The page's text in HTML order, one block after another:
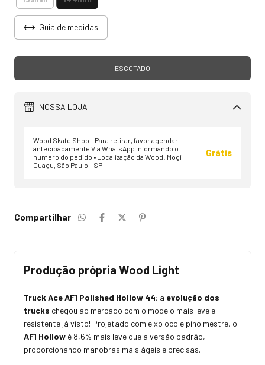
Guia de medidas
NOSSA LOJA
Wood Skate Shop - Para retirar, favor agendar
antecipadamente Via WhatsApp informando o
numero do pedido • Localização da Wood: Mogi
Guaçu, São Paulo - SP
Grátis
Compartilhar
Produção própria Wood Light
Truck Ace AF1 Polished Hollow 44: a evolução dos
trucks chegou ao mercado com o modelo mais leve e
resistente já visto! Projetado com eixo oco e pino mestre, o
AF1 Hollow é 8,6% mais leve que a versão padrão,
proporcionando manobras mais ágeis e precisas.